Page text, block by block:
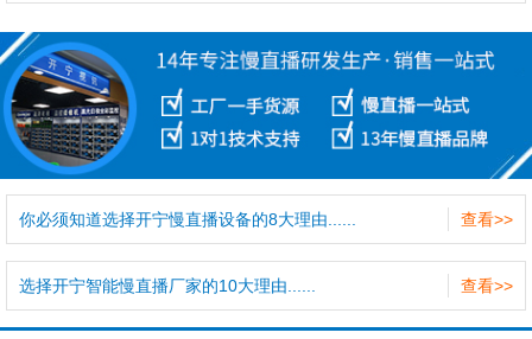
查看>>
你必须知道选择开宁慢直播设备的8大理由......
查看>>
选择开宁智能慢直播厂家的10大理由......